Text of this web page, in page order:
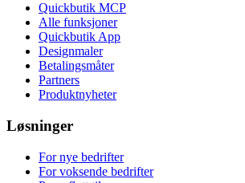
Quickbutik MCP
Alle funksjoner
Quickbutik App
Designmaler
Betalingsmåter
Partners
Produktnyheter
Løsninger
For nye bedrifter
For voksende bedrifter